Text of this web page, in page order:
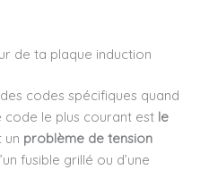
de ta plaque induction
codes spécifiques quand
code le plus courant est le
un problème de tension
fusible grillé ou d’une